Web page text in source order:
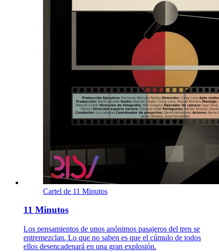
Cartel de 11 Minutos
11 Minutos
Los pensamientos de unos anónimos pasajeros del tren se
entremezclan. Lo que no saben es que el cúmulo de todos
ellos desencadenará en una gran explosión.